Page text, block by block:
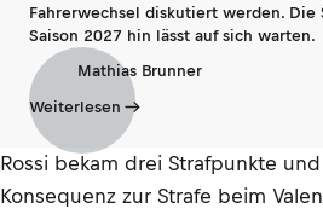
Fahrerwechsel diskutiert werden. Die
Saison 2027 hin lässt auf sich warten.
Mathias Brunner
Weiterlesen
Rossi bekam drei Strafpunkte
Konsequenz zur Strafe beim